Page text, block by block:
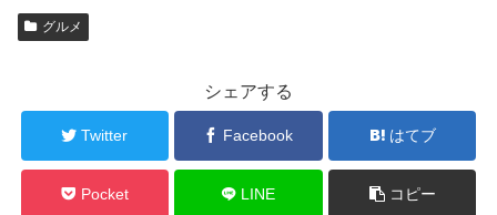
グルメ
シェアする
Twitter Facebook はてブ
Pocket LINE コピー